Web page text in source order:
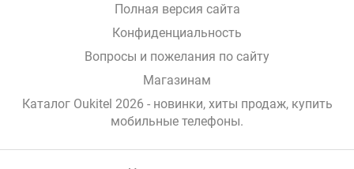
h
r
Полная версия сайта
Конфиденциальность
Вопросы и пожелания по сайту
Магазинам
Каталог Oukitel 2026 - новинки, хиты продаж, купить
мобильные телефоны.